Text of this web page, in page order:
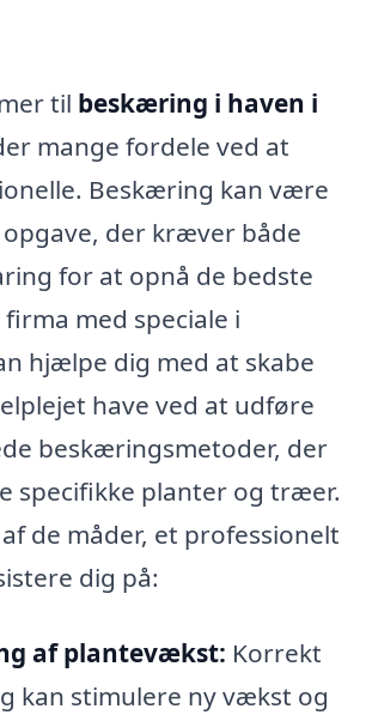
til beskæring i haven i
mange fordele ved at
Beskæring kan være
der kræver både
for at opnå de bedste
med speciale i
hjælpe dig med at skabe
have ved at udføre
beskæringsmetoder, der
specifikke planter og træer.
de måder, et professionelt
dig på:
af plantevækst: Korrekt
kan stimulere ny vækst og